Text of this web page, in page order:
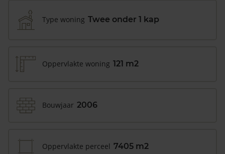
Type woning Twee onder 1 kap
Oppervlakte woning 121 m2
Bouwjaar 2006
Oppervlakte perceel 7405 m2